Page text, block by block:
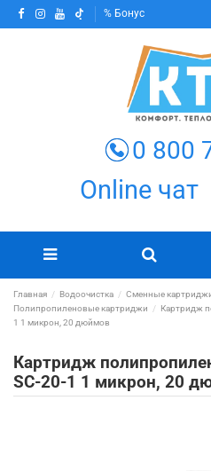
Бонус
0 800
Online чат
Главная Водоочистка
Сменные
Полипропиленовые картриджи
Картридж
1 1 микрон, 20 дюймов
Картридж
SC-20-1 1 микрон, 20